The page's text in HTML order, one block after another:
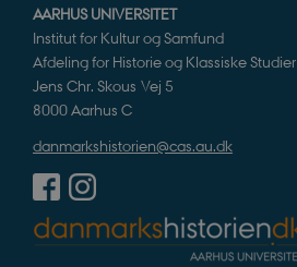
AARHUS UNIVERSITET
Institut for Kultur og Samfund
Afdeling for Historie og Klassiske Studier
Jens Chr. Skous Vej 5
8000 Aarhus C
danmarkshistorien@cas.au.dk
CookieScriptConsent